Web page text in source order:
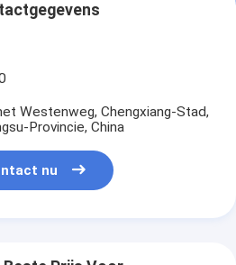
Westenweg, Chengxiang-Stad,
Provincie, China
nu